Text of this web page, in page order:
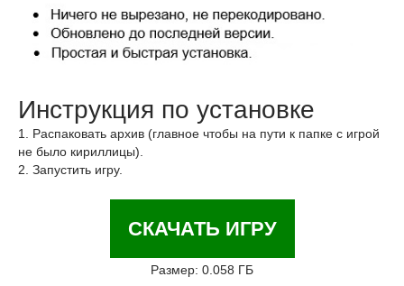
Инструкция по установке
1. Распаковать архив (главное чтобы на пути к папке с игрой
не было кириллицы).
2. Запустить игру.
СКАЧАТЬ ИГРУ
Размер: 0.058 ГБ